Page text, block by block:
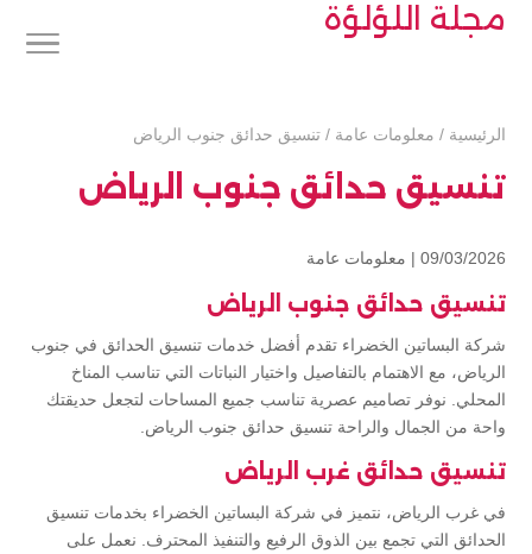
مجلة اللؤلؤة
الرئيسية / معلومات عامة / تنسيق حدائق جنوب الرياض
تنسيق حدائق جنوب الرياض
09/03/2026 | معلومات عامة
تنسيق حدائق جنوب الرياض
شركة البساتين الخضراء تقدم أفضل خدمات تنسيق الحدائق في جنوب
الرياض، مع الاهتمام بالتفاصيل واختيار النباتات التي تناسب المناخ
المحلي. نوفر تصاميم عصرية تناسب جميع المساحات لتجعل حديقتك
واحة من الجمال والراحة تنسيق حدائق جنوب الرياض.
تنسيق حدائق غرب الرياض
في غرب الرياض، نتميز في شركة البساتين الخضراء بخدمات تنسيق
الحدائق التي تجمع بين الذوق الرفيع والتنفيذ المحترف. نعمل على